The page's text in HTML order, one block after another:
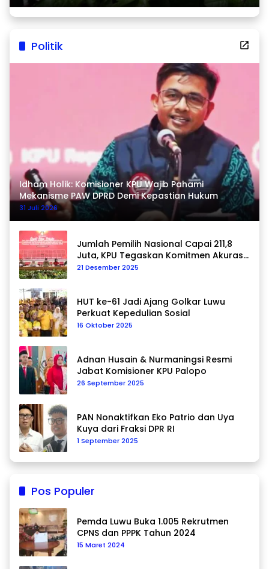
Politik
Idham Holik: Komisioner KPU Wajib Pahami
Mekanisme PAW DPRD Demi Kepastian Hukum
31 Juli 2026
Jumlah Pemilih Nasional Capai 211,8
Juta, KPU Tegaskan Komitmen Akurasi
Data Berkelanjutan
21 Desember 2025
HUT ke-61 Jadi Ajang Golkar Luwu
Perkuat Kepedulian Sosial
16 Oktober 2025
Adnan Husain & Nurmaningsi Resmi
Jabat Komisioner KPU Palopo
26 September 2025
PAN Nonaktifkan Eko Patrio dan Uya
Kuya dari Fraksi DPR RI
1 September 2025
Pos Populer
Pemda Luwu Buka 1.005 Rekrutmen
CPNS dan PPPK Tahun 2024
15 Maret 2024